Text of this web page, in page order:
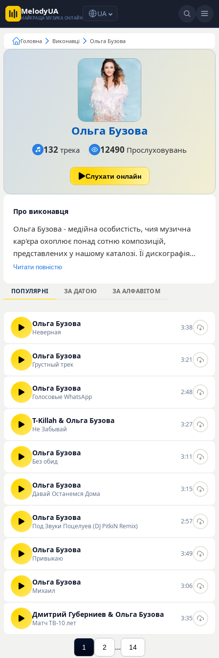
MelodyUA
НАЙКРАЩА МУЗИКА ОНЛАЙН UA
Головна Виконавці Ольга Бузова
Ольга Бузова
132 трека 12490 Прослуховувань
Слухати онлайн
Про виконавця
Ольга Бузова - медійна особистість, чия музична
кар'єра охоплює понад сотню композицій,
представлених у нашому каталозі. Її дискографія
налічує 124 треки, які сумарно зібрали понад 6,5
робіт виконавиці варто виділити пісні «Неверная»,
«Грустный трек» та «Голосовые WhatsApp». Творчість
що віддають перевагу сучасній популярній музиці з
акцентом на особисті переживання та емоційну
лірику. Ці композиції доступні для ознайомлення на
нашому порталі. Користувачі мають можливість
Читати повністю
ПОПУЛЯРНІ ЗА ДАТОЮ ЗА АЛФАВІТОМ
Ольга Бузова
Неверная
3:38
Ольга Бузова
Грустный трек
3:21
Ольга Бузова
Голосовые WhatsApp
2:48
T-Killah & Ольга Бузова
Не Забывай
3:27
Ольга Бузова
Без обид
3:11
Ольга Бузова
Давай Останемся Дома
3:15
Ольга Бузова
Под Звуки Поцелуев (DJ PitkiN Remix)
2:57
Ольга Бузова
Привыкаю
3:49
Ольга Бузова
Михаил
3:06
Дмитрий Губерниев & Ольга Бузова
Матч ТВ-10 лет
3:35
1 2 ... 14